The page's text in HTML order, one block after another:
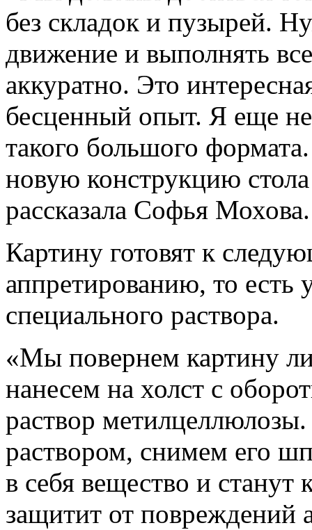
без складок и пузырей.
движение и выполнять
аккуратно. Это
бесценный опыт. Я еще не
такого большого
новую конструкцию
рассказала Софья Мохова.
Картину готовят к
аппретированию, то
специального раствора.
«Мы повернем картину
нанесем на холст с
раствор
раствором, снимем его
в себя вещество и
защитит от